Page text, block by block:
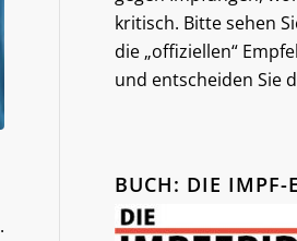
kritisch. Bitte sehen
die „offiziellen“
und entscheiden Sie
BUCH: DIE IMPF-